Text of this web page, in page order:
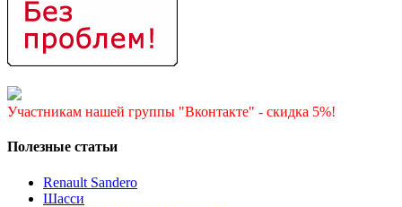
Участникам нашей группы "Вконтакте" - скидка 5%!
Полезные статьи
Renault Sandero
Шасси